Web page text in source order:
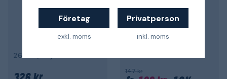
Företag
exkl. moms
Privatperson
inkl. moms
26 mm, böjd
147 kr